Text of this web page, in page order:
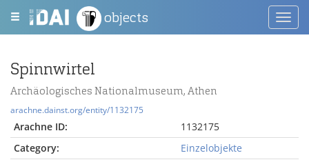
objects
Spinnwirtel
Archäologisches Nationalmuseum, Athen
arachne.dainst.org/entity/1132175
Arachne ID:
1132175
Category:
Einzelobjekte